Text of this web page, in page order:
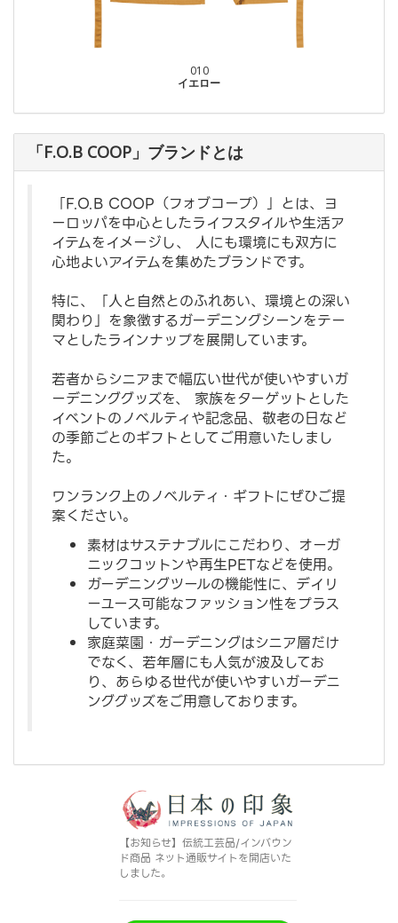
010
イエロー
「F.O.B COOP」ブランドとは
「F.O.B COOP（フォブコープ）」とは、ヨ
ーロッパを中心としたライフスタイルや生活ア
イテムをイメージし、 人にも環境にも双方に
心地よいアイテムを集めたブランドです。
特に、「人と自然とのふれあい、環境との深い
関わり」を象徴するガーデニングシーンをテー
マとしたラインナップを展開しています。
若者からシニアまで幅広い世代が使いやすいガ
ーデニンググッズを、 家族をターゲットとした
イベントのノベルティや記念品、敬老の日など
の季節ごとのギフトとしてご用意いたしまし
た。
ワンランク上のノベルティ・ギフトにぜひご提
案ください。
素材はサステナブルにこだわり、オーガ
ニックコットンや再生PETなどを使用。
ガーデニングツールの機能性に、デイリ
ーユース可能なファッション性をプラス
しています。
家庭菜園・ガーデニングはシニア層だけ
でなく、若年層にも人気が波及してお
り、あらゆる世代が使いやすいガーデニ
ンググッズをご用意しております。
【お知らせ】伝統工芸品/インバウン
ド商品 ネット通販サイトを開店いた
しました。